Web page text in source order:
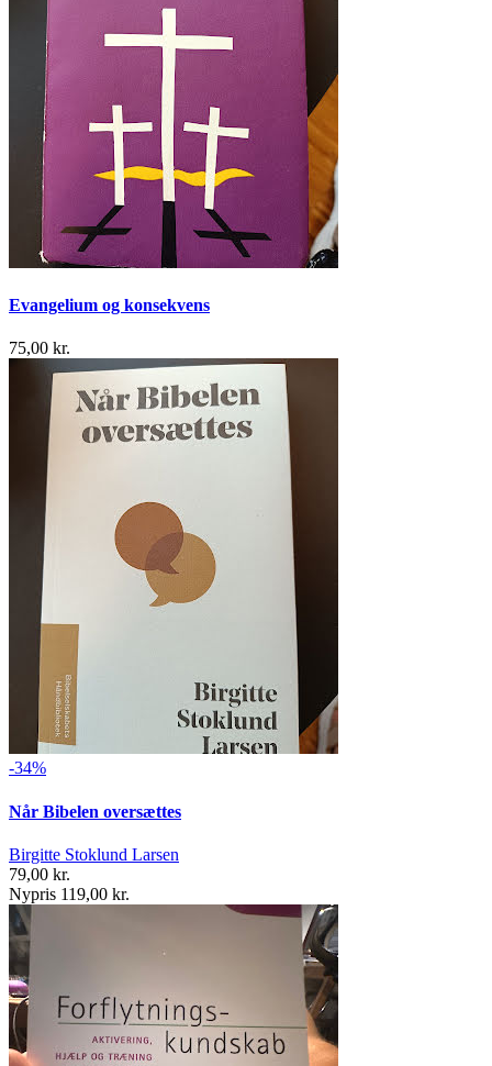
Evangelium og konsekvens
75,00 kr.
-34%
Når Bibelen oversættes
Birgitte Stoklund Larsen
79,00 kr.
Nypris 119,00 kr.